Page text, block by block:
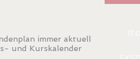
immer aktuell
und Kurskalender